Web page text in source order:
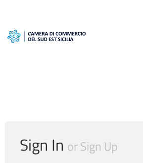
Sign In orSign Up